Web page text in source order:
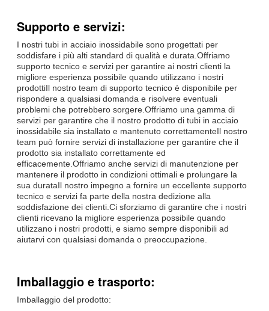
Supporto e servizi:
I nostri tubi in acciaio inossidabile sono progettati per
soddisfare i più alti standard di qualità e durata.Offriamo
supporto tecnico e servizi per garantire ai nostri clienti la
migliore esperienza possibile quando utilizzano i nostri
prodottiIl nostro team di supporto tecnico è disponibile per
rispondere a qualsiasi domanda e risolvere eventuali
problemi che potrebbero sorgere.Offriamo una gamma di
servizi per garantire che il nostro prodotto di tubi in acciaio
inossidabile sia installato e mantenuto correttamenteIl nostro
team può fornire servizi di installazione per garantire che il
prodotto sia installato correttamente ed
efficacemente.Offriamo anche servizi di manutenzione per
mantenere il prodotto in condizioni ottimali e prolungare la
sua durataIl nostro impegno a fornire un eccellente supporto
tecnico e servizi fa parte della nostra dedizione alla
soddisfazione dei clienti.Ci sforziamo di garantire che i nostri
clienti ricevano la migliore esperienza possibile quando
utilizzano i nostri prodotti, e siamo sempre disponibili ad
aiutarvi con qualsiasi domanda o preoccupazione.
Imballaggio e trasporto:
Imballaggio del prodotto: